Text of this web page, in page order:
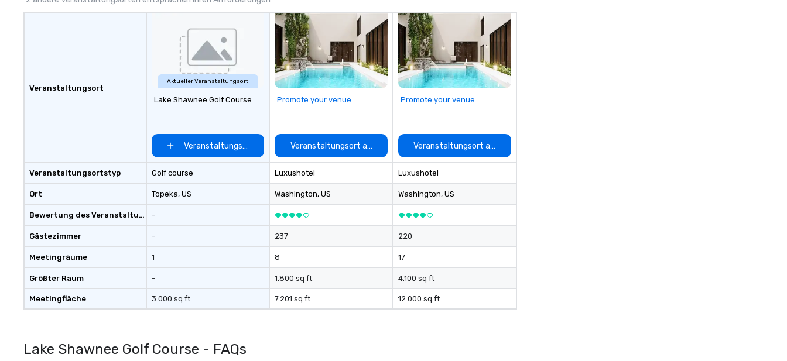
Veranstaltungsort
Veranstaltungsortstyp
Ort
Bewertung des Veranstaltungsortes
Gästezimmer
Meetingräume
Größter Raum
Meetingfläche
Aktueller Veranstaltungsort
Lake Shawnee Golf Course
Veranstaltungsort auswählen
Golf course
Topeka, US
-
-
1
-
3.000 sq ft
Promote your venue
Veranstaltungsort auswählen
Luxushotel
Washington, US
237
8
1.800 sq ft
7.201 sq ft
Promote your venue
Veranstaltungsort auswählen
Luxushotel
Washington, US
220
17
4.100 sq ft
12.000 sq ft
Lake Shawnee Golf Course - FAQs